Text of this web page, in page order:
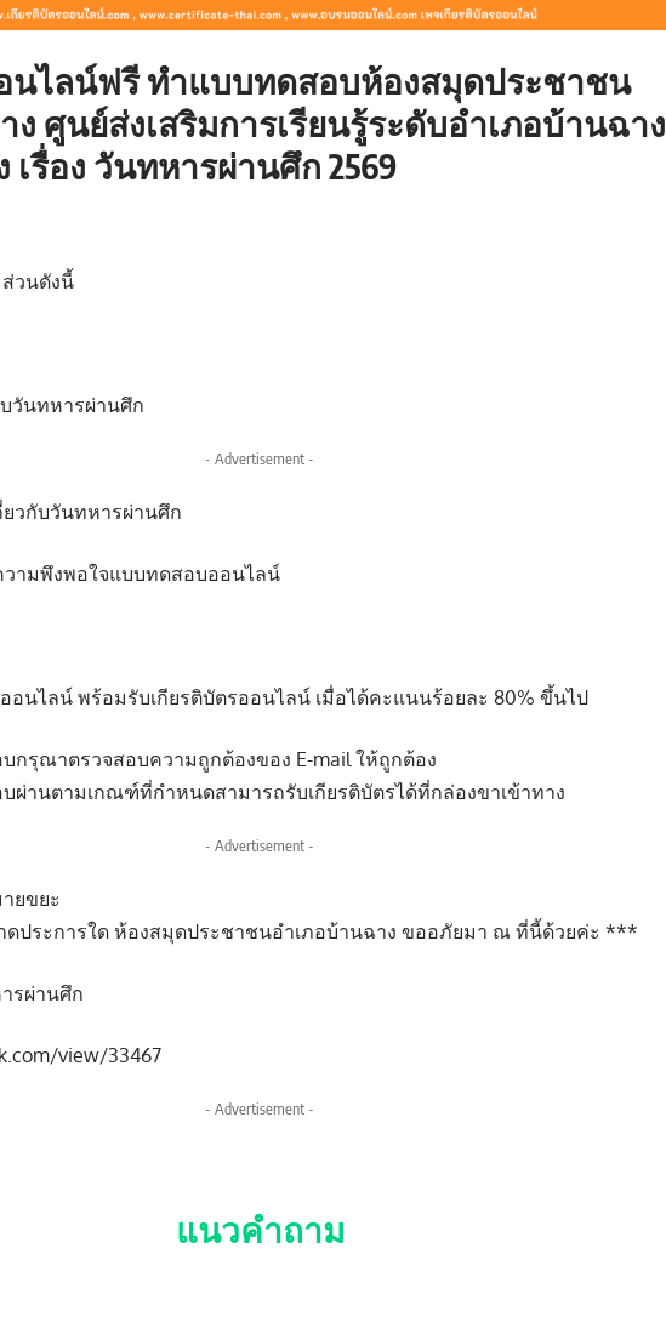
นไลน์ฟรีทำแบบทดสอบห้องสมุดประชาชน
ง ศูนย์ส่งเสริมการเรียนรู้ระดับอำเภอบ้านฉาง
เรื่อง วันทหารผ่านศึก 2569
วนดังนี้
วันทหารผ่านศึก
- Advertisement -
วกับวันทหารผ่านศึก
วามพึงพอใจแบบทดสอบออนไลน์
ไลน์ พร้อมรับเกียรติบัตรออนไลน์ เมื่อได้คะแนนร้อยละ 80% ขึ้นไป
ณาตรวจสอบความถูกต้องของ E-mail ให้ถูกต้อง
นตามเกณฑ์ที่กำหนดสามารถรับเกียรติบัตรได้ที่กล่องขาเข้าทาง
- Advertisement -
ยขยะ
ประการใด ห้องสมุดประชาชนอำเภอบ้านฉาง ขออภัยมา ณ ที่นี้ด้วยค่ะ ***
รผ่านศึก
view/33467
- Advertisement -
แนวคำถาม